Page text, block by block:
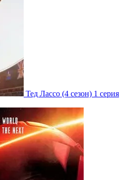
Тед Лассо (4 сезон) 1 серия